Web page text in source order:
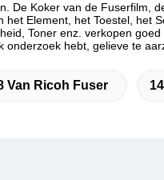
De Koker van de Fuserfilm,
Element, het Toestel, het
Toner enz. verkopen
hebt, gelieve te
Van Ricoh Fuser